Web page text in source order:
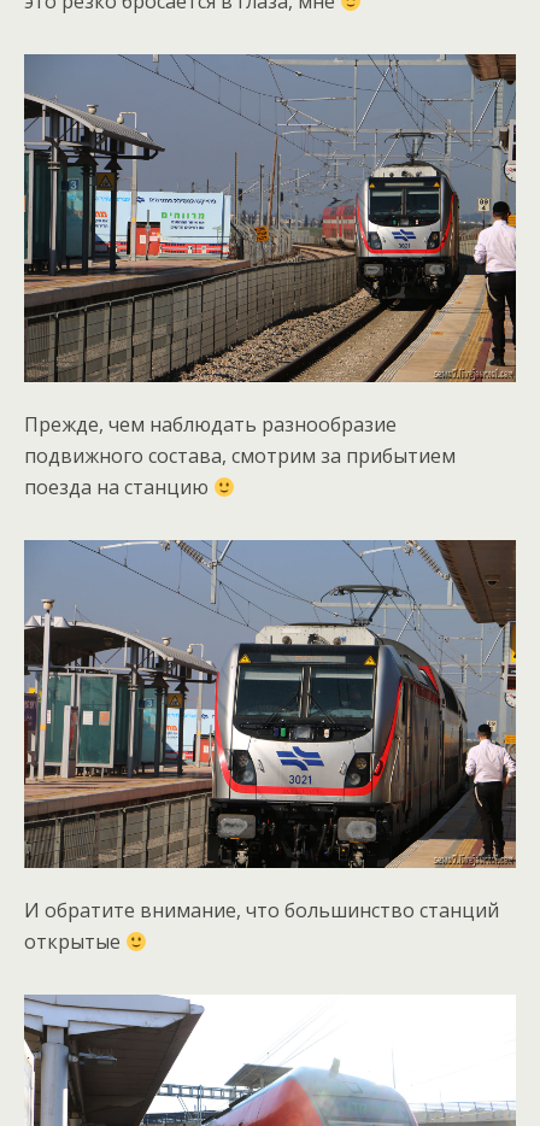
Прежде, чем наблюдать разнообразие
подвижного состава, смотрим за прибытием
поезда на станцию
И обратите внимание, что большинство станций
открытые